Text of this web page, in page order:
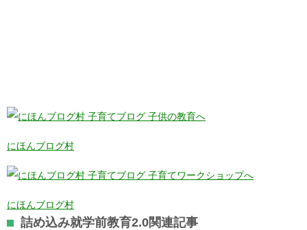
にほんブログ村
にほんブログ村
詰め込み就学前教育2.0関連記事